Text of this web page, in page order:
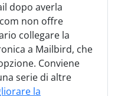
dopo averla
non offre
collegare la
a Mailbird, che
Conviene
serie di altre
la